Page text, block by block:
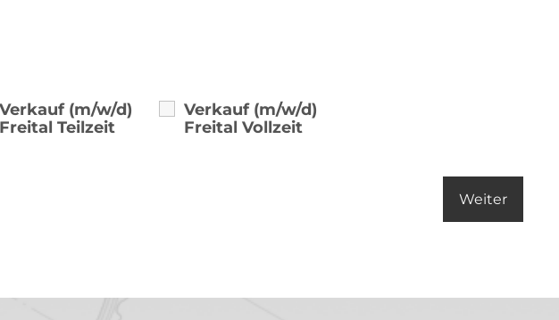
Verkauf (m/w/d)
Freital Teilzeit
Verkauf (m/w/d)
Freital Vollzeit